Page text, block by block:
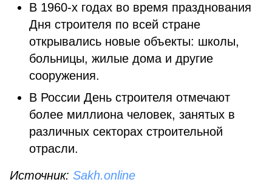
В 1960-х годах во время празднования
Дня строителя по всей стране
открывались новые объекты: школы,
больницы, жилые дома и другие
сооружения.
В России День строителя отмечают
более миллиона человек, занятых в
различных секторах строительной
отрасли.
Источник: Sakh.online